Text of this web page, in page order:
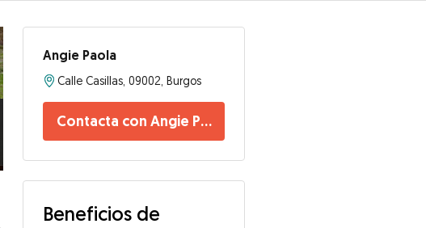
Angie Paola
Calle Casillas, 09002, Burgos
Contacta con Angie Paola
Beneficios de